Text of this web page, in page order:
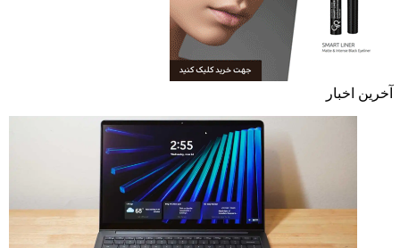
آخرین اخبار